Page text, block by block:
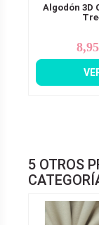
Algodón 3D
5 OTROS